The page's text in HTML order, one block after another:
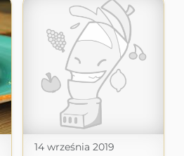
14 września 2019